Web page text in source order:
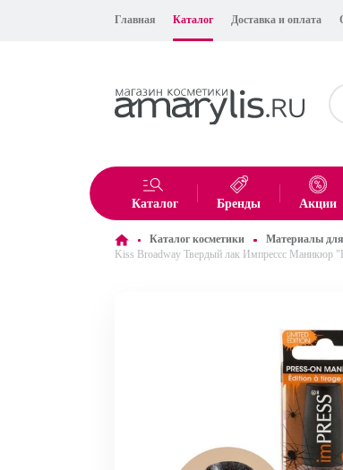
Главная Каталог Доставка и оплата
Каталог Бренды Акции
Каталог косметики Материалы
Kiss Broadway Твердый лак Импрессс Маникюр